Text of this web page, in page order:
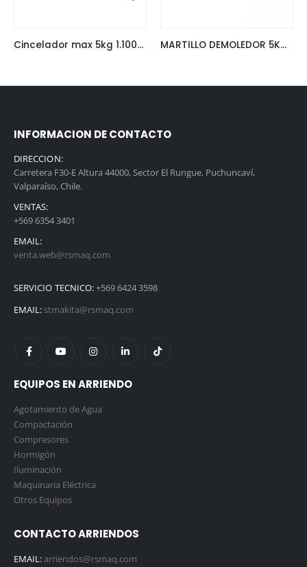
Cincelador max 5kg 1.100W Makita HM0870C MARTILLO DEMOLEDOR 5KG MAKITA HM0870C
INFORMACION DE CONTACTO
DIRECCION:
Carretera F30-E Altura 44000, Sector El Rungue, Puchuncaví,
Valparaíso, Chile.
VENTAS:
+569 6354 3401
EMAIL:
venta.web@rsmaq.com
SERVICIO TECNICO:+569 6424 3598
EMAIL: stmakita@rsmaq.com
EQUIPOS EN ARRIENDO
Agotamiento de Agua
Compactación
Compresores
Hormigón
Iluminación
Maquinaria Eléctrica
Otros Equipos
CONTACTO ARRIENDOS
EMAIL:arriendos@rsmaq.com